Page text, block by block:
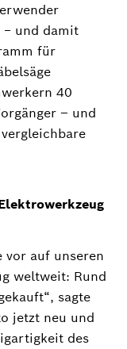
− und damit
für
40
– und
vor auf unseren
weltweit: Rund
sagte
jetzt neu und
des